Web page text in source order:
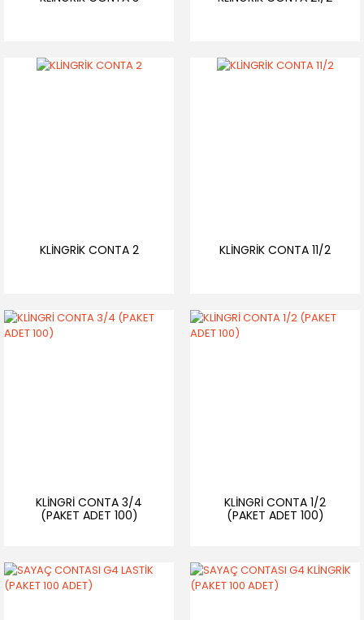
KLİNGRİK CONTA 2 KLİNGRİK CONTA 11/2
KLİNGRİ CONTA 3/4
(PAKET ADET 100)
KLİNGRİ CONTA 1/2
(PAKET ADET 100)